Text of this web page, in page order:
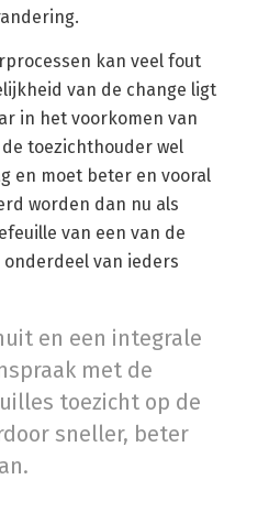
kan veel fout
van de change ligt
in het voorkomen van
toezichthouder wel
en moet beter en vooral
worden dan nu als
van een van de
onderdeel van ieders
en een integrale
met de
toezicht op de
sneller, beter